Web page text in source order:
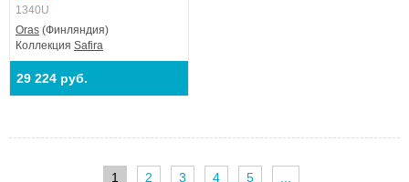
1340U
Oras (Финляндия)
Коллекция Safira
29 224 руб.
1 2 3 4 5